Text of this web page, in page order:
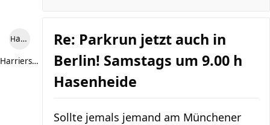
Harriersand reloaded
Harriersand reloaded
Re: Parkrun jetzt auch in
Berlin! Samstags um 9.00 h
Hasenheide
Sollte jemals jemand am Münchener